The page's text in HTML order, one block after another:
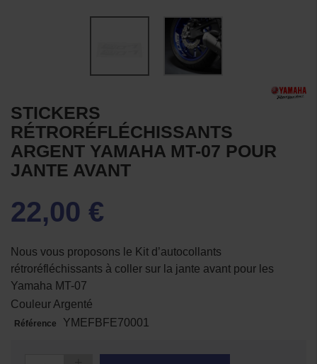
STICKERS
RÉTRORÉFLÉCHISSANTS
ARGENT YAMAHA MT-07 POUR
JANTE AVANT
22,00 €
Nous vous proposons le Kit d’autocollants
rétroréfléchissants à coller sur la jante avant pour les
Yamaha MT-07
Couleur Argenté
Référence YMEFBFE70001